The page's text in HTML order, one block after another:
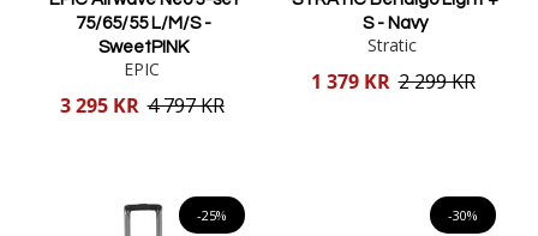
75/65/55 L/M/S -
SweetPINK
EPIC
Reducerat
3 295 KR 4 797 KR
S - Navy
Stratic
Reducerat
1 379 KR 2 299 KR
-25% -30%